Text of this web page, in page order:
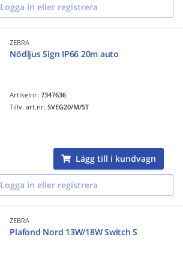
Logga in eller registrera
ZEBRA
Nödljus Sign IP66 20m auto
Artikelnr:7347636
Tillv. art.nr:SVEG20/M/ST
Lägg till i kundvagn
Logga in eller registrera
ZEBRA
Plafond Nord 13W/18W Switch S